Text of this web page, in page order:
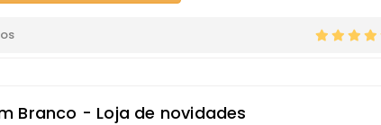
Branco - Loja de novidades